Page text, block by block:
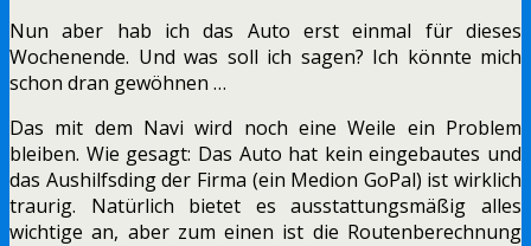
Nun aber hab ich das Auto erst einmal für dieses
Wochenende. Und was soll ich sagen? Ich könnte mich
schon dran gewöhnen …
Das mit dem Navi wird noch eine Weile ein Problem
bleiben. Wie gesagt: Das Auto hat kein eingebautes und
das Aushilfsding der Firma (ein Medion GoPal) ist wirklich
traurig. Natürlich bietet es ausstattungsmäßig alles
wichtige an, aber zum einen ist die Routenberechnung